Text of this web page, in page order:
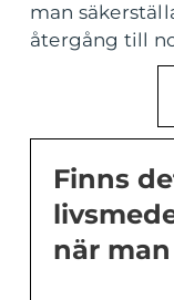
man
återgång till
Finns
när